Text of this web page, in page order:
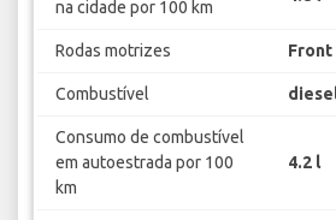
na cidade por 100 km
Rodas motrizes
Combustível
Consumo de combustível
em autoestrada por 100
km
4.2 l